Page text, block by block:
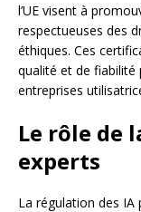
l’UE visent à
respectueuses des
éthiques. Ces
qualité et de
entreprises
Le rôle de
experts
La régulation des IA